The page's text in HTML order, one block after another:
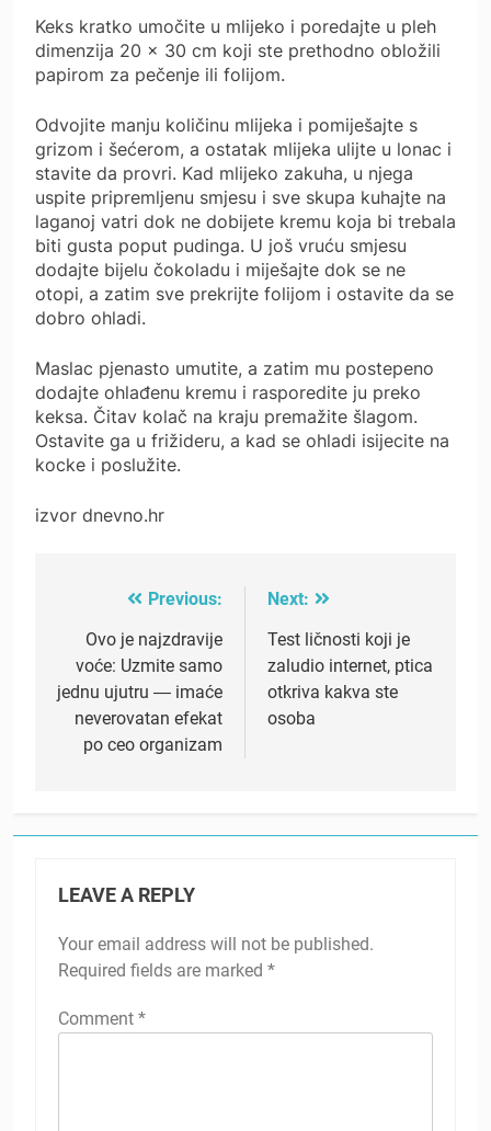
Keks kratko umočite u mlijeko i poredajte u pleh
dimenzija 20 × 30 cm koji ste prethodno obložili
papirom za pečenje ili folijom.
Odvojite manju količinu mlijeka i pomiješajte s
grizom i šećerom, a ostatak mlijeka ulijte u lonac i
stavite da provri. Kad mlijeko zakuha, u njega
uspite pripremljenu smjesu i sve skupa kuhajte na
laganoj vatri dok ne dobijete kremu koja bi trebala
biti gusta poput pudinga. U još vruću smjesu
dodajte bijelu čokoladu i miješajte dok se ne
otopi, a zatim sve prekrijte folijom i ostavite da se
dobro ohladi.
Maslac pjenasto umutite, a zatim mu postepeno
dodajte ohlađenu kremu i rasporedite ju preko
keksa. Čitav kolač na kraju premažite šlagom.
Ostavite ga u frižideru, a kad se ohladi isijecite na
kocke i poslužite.
izvor dnevno.hr
navigation
Previous:
Ovo je najzdravije
voće: Uzmite samo
jednu ujutru ― imaće
neverovatan efekat
po ceo organizam
Next:
Test ličnosti koji je
zaludio internet, ptica
otkriva kakva ste
osoba
LEAVE A REPLY
Your email address will not be published.
Required fields are marked *
Comment *